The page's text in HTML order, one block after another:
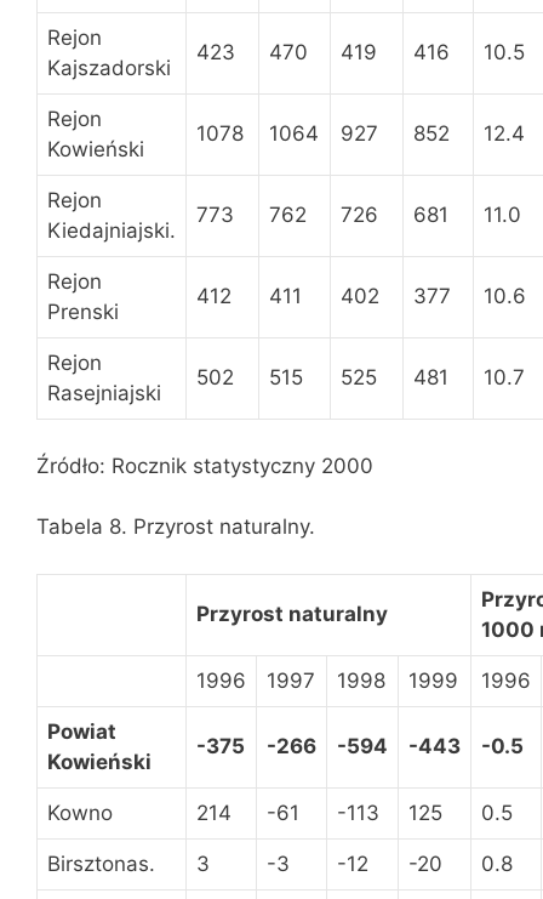
Rejon
Kajszadorski
423 470 419 416 10.5
Rejon
Kowieński
1078 1064 927 852 12.4
Rejon
Kiedajniajski.
773 762 726 681 11.0
Rejon
Prenski
412 411 402 377 10.6
Rejon
Rasejniajski
502 515 525 481 10.7
Źródło: Rocznik statystyczny 2000
Tabela 8. Przyrost naturalny.
Przyrost naturalny
1000
1996 1997 1998 1999 1996
Powiat
Kowieński
-375 -266 -594 -443 -0.5
Kowno 214 -61 -113 125 0.5
Birsztonas. 3 -3 -12 -20 0.8